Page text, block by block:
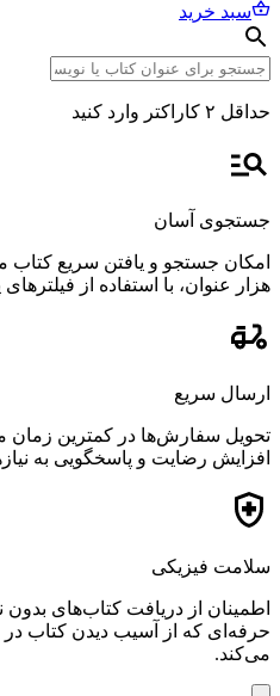
سبد خرید
حداقل ۲ کاراکتر وارد کنید
جستجوی آسان
هزار عنوان، با استفاده از
ارسال سریع
تحویل سفارش‌ها در کمترین زمان
افزایش رضایت و پاسخگویی به
سلامت فیزیکی
اطمینان از دریافت کتاب‌های
حرفه‌ای که از آسیب دیدن کتاب
می‌کند.